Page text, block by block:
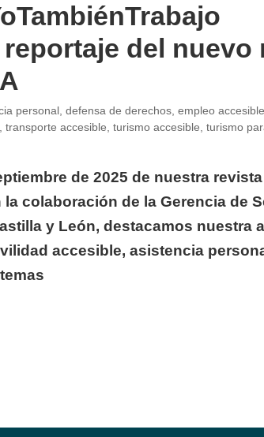
del nuevo
personal,defensa de derechos,empleo accesible
,transporte accesible,turismo accesible,turismo
de 2025 de nuestra
la colaboración de la Gerencia de
y León, destacamos nuestra
accesible, asistencia
#YoTambiénTrabajo protagoniza el